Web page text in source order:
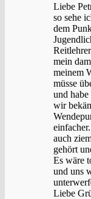
Liebe
so sehe
dem
mein
meinem
müsse
und
wir
auch
gehört
Es wäre
und uns
Liebe